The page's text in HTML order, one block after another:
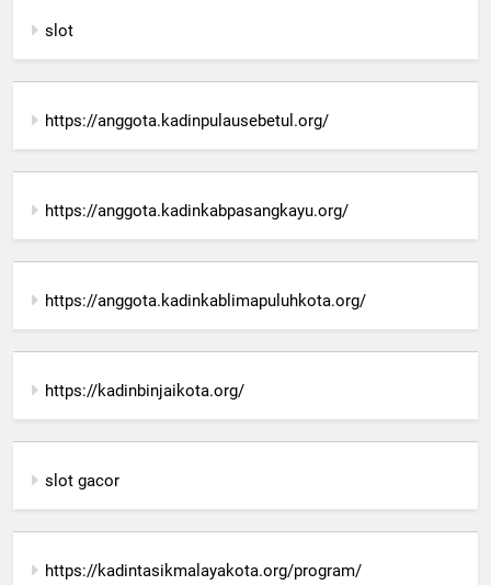
slot
https://anggota.kadinpulausebetul.org/
https://anggota.kadinkabpasangkayu.org/
https://anggota.kadinkablimapuluhkota.org/
https://kadinbinjaikota.org/
slot gacor
https://kadintasikmalayakota.org/program/